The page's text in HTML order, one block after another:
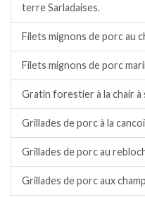
terre Sarladaises.
Filets mignons de porc au
Filets mignons de porc
Gratin forestier à la chair à
Grillades de porc à la
Grillades de porc au
Grillades de porc aux